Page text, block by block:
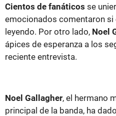
Cientos de fanáticos se
emocionados comentaron si
leyendo. Por otro lado, Noel
ápices de esperanza a los
reciente entrevista.
Noel Gallagher, el hermano
principal de la banda, ha